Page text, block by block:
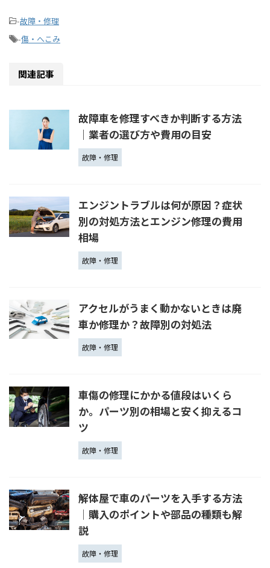
-故障・修理
-傷・へこみ
関連記事
故障車を修理すべきか判断する方法
｜業者の選び方や費用の目安
故障・修理
エンジントラブルは何が原因？症状
別の対処方法とエンジン修理の費用
相場
故障・修理
アクセルがうまく動かないときは廃
車か修理か？故障別の対処法
故障・修理
車傷の修理にかかる値段はいくら
か。パーツ別の相場と安く抑えるコ
ツ
故障・修理
解体屋で車のパーツを入手する方法
│購入のポイントや部品の種類も解
説
故障・修理